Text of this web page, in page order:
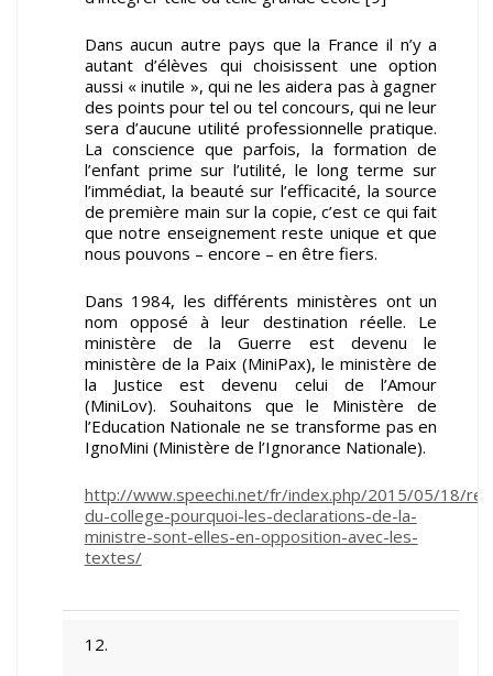
Dans aucun autre pays que la France il n’y a
autant d’élèves qui choisissent une option
aussi « inutile », qui ne les aidera pas à gagner
des points pour tel ou tel concours, qui ne leur
sera d’aucune utilité professionnelle pratique.
La conscience que parfois, la formation de
l’enfant prime sur l’utilité, le long terme sur
l’immédiat, la beauté sur l’efficacité, la source
de première main sur la copie, c’est ce qui fait
que notre enseignement reste unique et que
nous pouvons – encore – en être fiers.
Dans 1984, les différents ministères ont un
nom opposé à leur destination réelle. Le
ministère de la Guerre est devenu le
ministère de la Paix (MiniPax), le ministère de
la Justice est devenu celui de l’Amour
(MiniLov). Souhaitons que le Ministère de
l’Education Nationale ne se transforme pas en
IgnoMini (Ministère de l’Ignorance Nationale).
http://www.speechi.net/fr/index.php/2015/05/18/
du-college-pourquoi-les-declarations-de-la-
ministre-sont-elles-en-opposition-avec-les-
textes/